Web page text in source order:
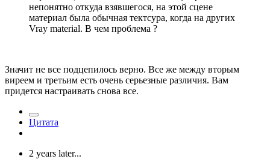
непонятно откуда взявшегося, на этой сцене
материал была обычная тектсура, когда на других
Vray material. В чем проблема ?
Значит не все подцепилось верно. Все же между вторым
виреем и третьим есть очень серьезные различия. Вам
придется настраивать снова все.
Цитата
2 years later...